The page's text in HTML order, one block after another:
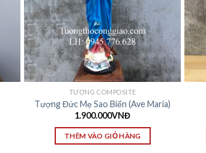
TƯỢNG COMPOSITE
Tượng Đức Mẹ Sao Biển (Ave Maria)
1.900.000VNĐ
THÊM VÀO GIỎ HÀNG